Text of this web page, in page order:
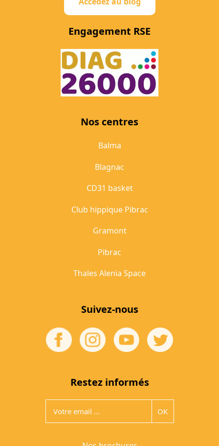
Engagement RSE
Nos centres
Balma
Blagnac
CD31 basket
Club hippique Pibrac
Gramont
Pibrac
Thales Alenia Space
Suivez-nous
Restez informés